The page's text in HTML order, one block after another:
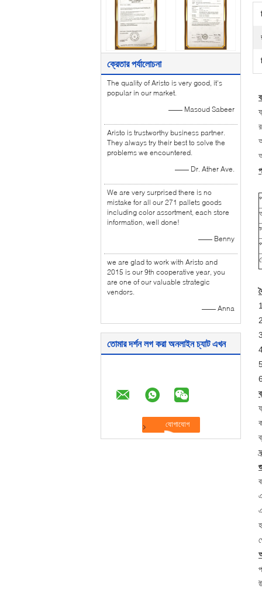
ক্রেতার পর্যালোচনা
The quality of Aristo is very good, it's
popular in our market.
—— Masoud Sabeer
Aristo is trustworthy business partner.
They always try their best to solve the
problems we encountered.
—— Dr. Ather Ave.
We are very surprised there is no
mistake for all our 271 pallets goods
including color assortment, each store
information, well done!
—— Benny
we are glad to work with Aristo and
2015 is our 9th cooperative year, you
are one of our valuable strategic
vendors.
—— Anna
তোমার দর্শন লগ করা অনলাইন চ্যাট এখন